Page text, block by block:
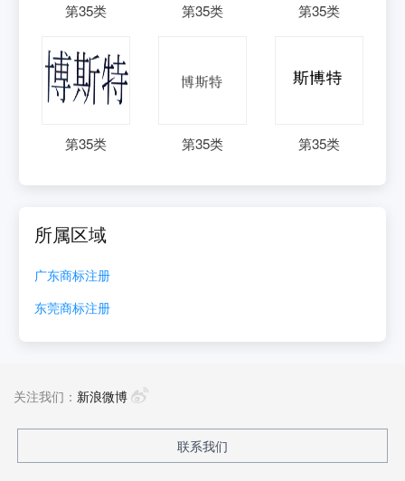
第35类 第35类 第35类
第35类 第35类 第35类
所属区域
广东商标注册
东莞商标注册